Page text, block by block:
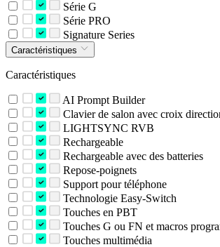
Série G
Série PRO
Signature Series
Caractéristiques
Caractéristiques
AI Prompt Builder
Clavier de salon avec croix
LIGHTSYNC RVB
Rechargeable
Rechargeable avec des batteries
Repose-poignets
Support pour téléphone
Technologie Easy-Switch
Touches en PBT
Touches G ou FN et macros
Touches multimédia